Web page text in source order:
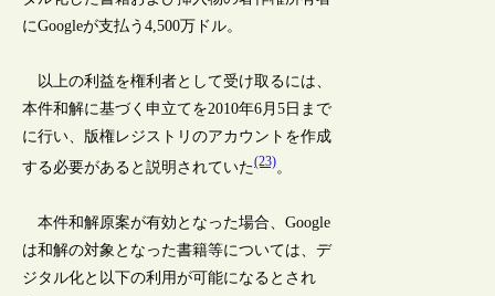
にGoogleが支払う4,500万ドル。
以上の利益を権利者として受け取るには、
本件和解に基づく申立てを2010年6月5日まで
に行い、版権レジストリのアカウントを作成
する必要があると説明されていた(23)。
本件和解原案が有効となった場合、Google
は和解の対象となった書籍等については、デ
ジタル化と以下の利用が可能になるとされ